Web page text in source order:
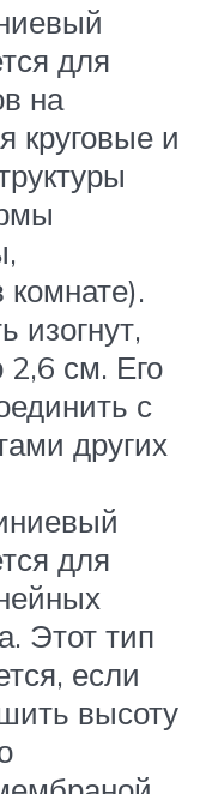
для
на
круговые и
комнате).
изогнут,
см. Его
с
других
для
Этот тип
если
высоту